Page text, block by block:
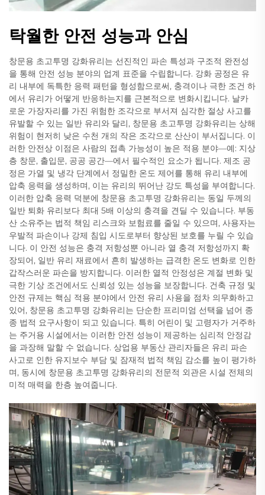
탁월한 안전 성능과 안심
창문용 초고투명 강화유리는 선진적인 파손 특성과 구조적 완전성
을 통해 안전 성능 분야의 업계 표준을 수립합니다. 강화 공정은 유
리 내부에 독특한 응력 패턴을 형성함으로써, 충격이나 극한 조건 하
에서 유리가 어떻게 반응하는지를 근본적으로 변화시킵니다. 날카
로운 가장자리를 가진 위험한 조각으로 부서져 심각한 절상 사고를
유발할 수 있는 일반 유리와 달리, 창문용 초고투명 강화유리는 상해
위험이 현저히 낮은 수천 개의 작은 조각으로 산산이 부서집니다. 이
러한 안전상 이점은 사람의 접촉 가능성이 높은 적용 분야—예: 지상
층 창문, 출입문, 공공 공간—에서 필수적인 요소가 됩니다. 제조 공
정은 가열 및 냉각 단계에서 정밀한 온도 제어를 통해 유리 내부에
압축 응력을 생성하며, 이는 유리의 뛰어난 강도 특성을 부여합니다.
이러한 압축 응력 덕분에 창문용 초고투명 강화유리는 동일 두께의
일반 퇴화 유리보다 최대 5배 이상의 충격을 견딜 수 있습니다. 부동
산 소유주는 법적 책임 리스크와 보험료를 줄일 수 있으며, 사용자는
우발적 파손이나 강제 침입 시도로부터 향상된 보호를 누릴 수 있습
니다. 이 안전 성능은 충격 저항성뿐 아니라 열 충격 저항성까지 확
장되어, 일반 유리 재료에서 흔히 발생하는 급격한 온도 변화로 인한
갑작스러운 파손을 방지합니다. 이러한 열적 안정성은 계절 변화 및
극한 기상 조건에서도 신뢰성 있는 성능을 보장합니다. 건축 규정 및
안전 규제는 핵심 적용 분야에서 안전 유리 사용을 점차 의무화하고
있어, 창문용 초고투명 강화유리는 단순한 프리미엄 선택을 넘어 종
종 법적 요구사항이 되고 있습니다. 특히 어린이 및 고령자가 거주하
는 주거용 시설에서는 이러한 안전 성능이 제공하는 심리적 안정감
을 과장해 말할 수 없습니다. 상업용 부동산 관리자들은 유리 파손
사고로 인한 유지보수 부담 및 잠재적 법적 책임 감소를 높이 평가하
며, 동시에 창문용 초고투명 강화유리의 전문적 외관은 시설 전체의
미적 매력을 한층 높여줍니다.